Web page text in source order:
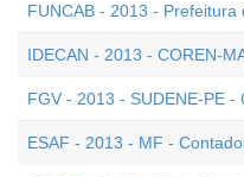
FUNCAB - 2013 -
IDECAN - 2013 - COREN-
FGV - 2013 - SUDENE-PE -
ESAF - 2013 - MF -